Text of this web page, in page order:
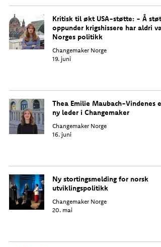
Kritisk til økt USA-støtte: - Å
oppunder krigshissere har aldri
Norges politikk
Changemaker Norge
19. juni
Thea Emilie Maubach-Vindenes er
ny leder i Changemaker
Changemaker Norge
16. juni
Ny stortingsmelding for norsk
utviklingspolitikk
Changemaker Norge
20. mai